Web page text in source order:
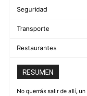
Seguridad
Transporte
Restaurantes
RESUMEN
No querrás salir de allí,